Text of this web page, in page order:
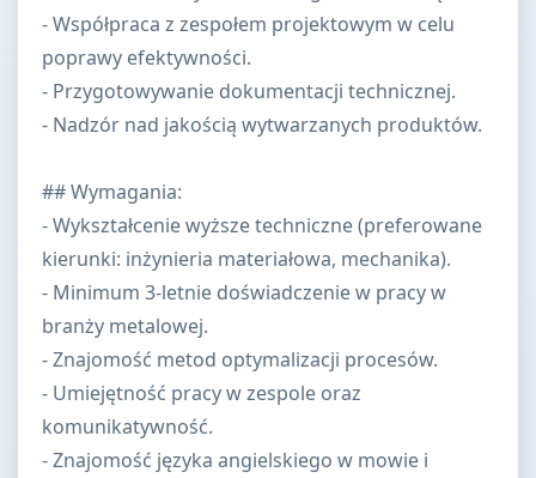
- Współpraca z zespołem projektowym w celu
poprawy efektywności.
- Przygotowywanie dokumentacji technicznej.
- Nadzór nad jakością wytwarzanych produktów.
## Wymagania:
- Wykształcenie wyższe techniczne (preferowane
kierunki: inżynieria materiałowa, mechanika).
- Minimum 3-letnie doświadczenie w pracy w
branży metalowej.
- Znajomość metod optymalizacji procesów.
- Umiejętność pracy w zespole oraz
komunikatywność.
- Znajomość języka angielskiego w mowie i